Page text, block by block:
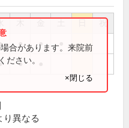
祝
● ●
●
合があります。来院前
ださい。
×閉じる
り異なる